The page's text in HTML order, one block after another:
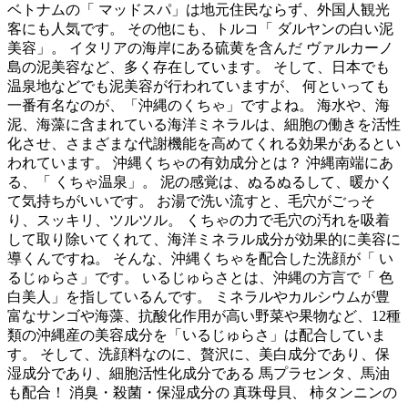
ベトナムの「 マッドスパ」は地元住民ならず、外国人観光
客にも人気です。 その他にも、トルコ「 ダルヤンの白い泥
美容」。 イタリアの海岸にある硫黄を含んだ ヴァルカーノ
島の泥美容など、多く存在しています。 そして、日本でも
温泉地などでも泥美容が行われていますが、 何といっても
一番有名なのが、「沖縄のくちゃ」ですよね。 海水や、海
泥、海藻に含まれている海洋ミネラルは、細胞の働きを活性
化させ、さまざまな代謝機能を高めてくれる効果があるとい
われています。 沖縄くちゃの有効成分とは？ 沖縄南端にあ
る、「 くちゃ温泉」。 泥の感覚は、ぬるぬるして、暖かく
て気持ちがいいです。 お湯で洗い流すと、毛穴がごっそ
り、スッキリ、ツルツル。 くちゃの力で毛穴の汚れを吸着
して取り除いてくれて、海洋ミネラル成分が効果的に美容に
導くんですね。 そんな、沖縄くちゃを配合した洗顔が「 い
るじゅらさ」です。 いるじゅらさとは、沖縄の方言で「 色
白美人」を指しているんです。 ミネラルやカルシウムが豊
富なサンゴや海藻、抗酸化作用が高い野菜や果物など、12種
類の沖縄産の美容成分を「いるじゅらさ」は配合していま
す。 そして、洗顔料なのに、贅沢に、美白成分であり、保
湿成分であり、細胞活性化成分である 馬プラセンタ、馬油
も配合！ 消臭・殺菌・保湿成分の 真珠母貝、 柿タンニンの